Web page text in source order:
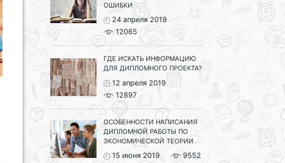
ОШИБКИ
24 апреля 2019
12065
ГДЕ ИСКАТЬ ИНФОРМАЦИЮ
ДЛЯ ДИПЛОМНОГО ПРОЕКТА?
12 апреля 2019
12897
ОСОБЕННОСТИ НАПИСАНИЯ
ДИПЛОМНОЙ РАБОТЫ ПО
ЭКОНОМИЧЕСКОЙ ТЕОРИИ
15 июня 2019 9552